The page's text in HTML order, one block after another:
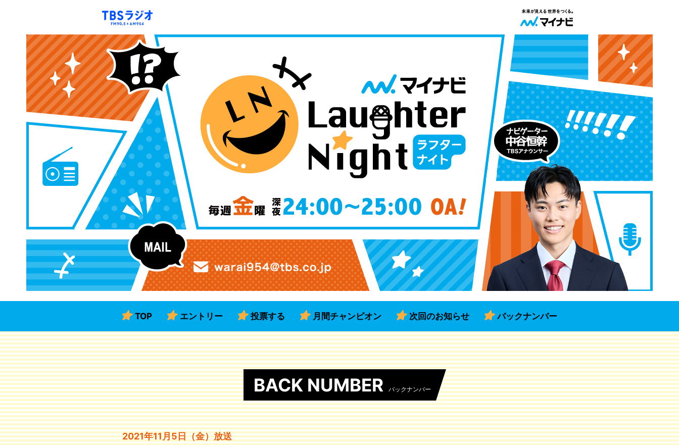
TOP エントリー 投票する 月間チャンピオン 次回のお知らせ バックナンバー
BACK NUMBER バックナンバー
2021年11月5日（金）放送